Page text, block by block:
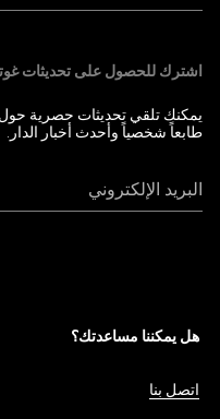
اشترك للحصول على تحديثات
يمكنك تلقي تحديثات حصرية
طابعاً شخصياً وأحدث أخبار الدار.
البريد الإلكتروني
هل يمكننا مساعدتك؟
اتصل بنا